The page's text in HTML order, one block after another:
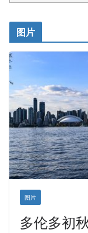
开明车行KS CAR
皇后金融集团
铁木尔商业注册服务
图片
图片
多伦多初